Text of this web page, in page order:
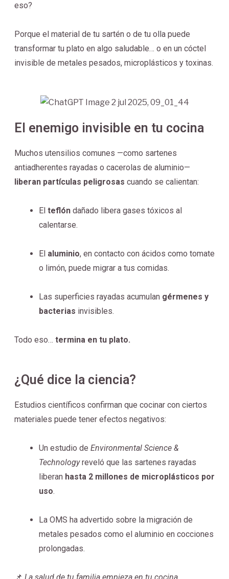
eso?
Porque el material de tu sartén o de tu olla puede
transformar tu plato en algo saludable… o en un cóctel
invisible de metales pesados, microplásticos y toxinas.
El enemigo invisible en tu cocina
Muchos utensilios comunes —como sartenes
antiadherentes rayadas o cacerolas de aluminio—
liberan partículas peligrosas cuando se calientan:
El teflóndañado libera gases tóxicos al
calentarse.
El aluminio, en contacto con ácidos como tomate
o limón, puede migrar a tus comidas.
Las superficies rayadas acumulan gérmenes y
bacterias invisibles.
Todo eso… termina en tu plato.
¿Qué dice la ciencia?
Estudios científicos confirman que cocinar con ciertos
materiales puede tener efectos negativos:
Un estudio de Environmental Science &
Technologyreveló que las sartenes rayadas
liberan hasta 2 millones de microplásticos por
uso.
La OMS ha advertido sobre la migración de
metales pesados como el aluminio en cocciones
prolongadas.